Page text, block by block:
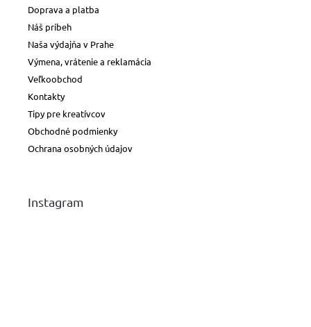
Doprava a platba
Náš príbeh
Naša výdajňa v Prahe
Výmena, vrátenie a reklamácia
Veľkoobchod
Kontakty
Tipy pre kreatívcov
Obchodné podmienky
Ochrana osobných údajov
Instagram